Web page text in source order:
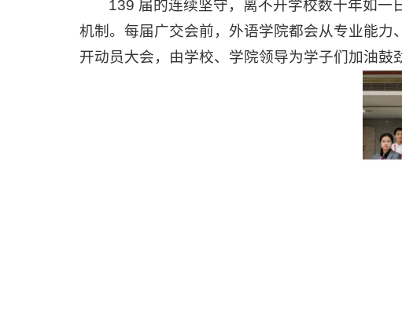
139 届的连续坚守，离不开学校数十年如一
机制。每届广交会前，外语学院都会从专业能
开动员大会，由学校、学院领导为学子们加油鼓